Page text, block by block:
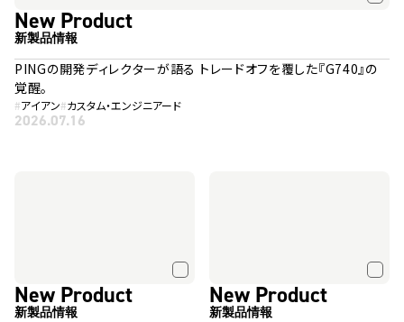
New Product
新製品情報
PINGの開発ディレクターが語る トレードオフを覆した『G740』の
覚醒。
#アイアン#カスタム・エンジニアード
2026.07.16
New Product
新製品情報
New Product
新製品情報